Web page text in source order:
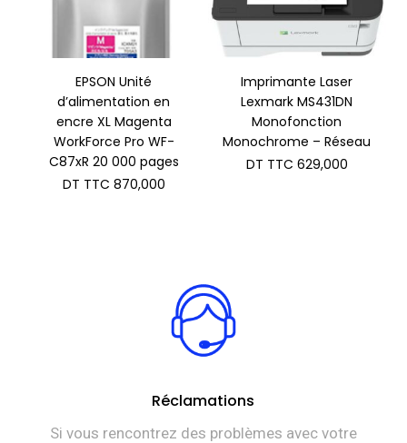
EPSON Unité
d’alimentation en
encre XL Magenta
WorkForce Pro WF-
C87xR 20 000 pages
DT TTC 870,000
Imprimante Laser
Lexmark MS431DN
Monofonction
Monochrome – Réseau
DT TTC 629,000
Réclamations
Si vous rencontrez des problèmes avec votre